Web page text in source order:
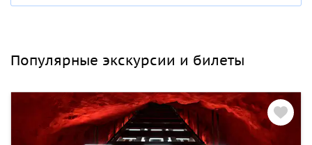
Популярные экскурсии и билеты